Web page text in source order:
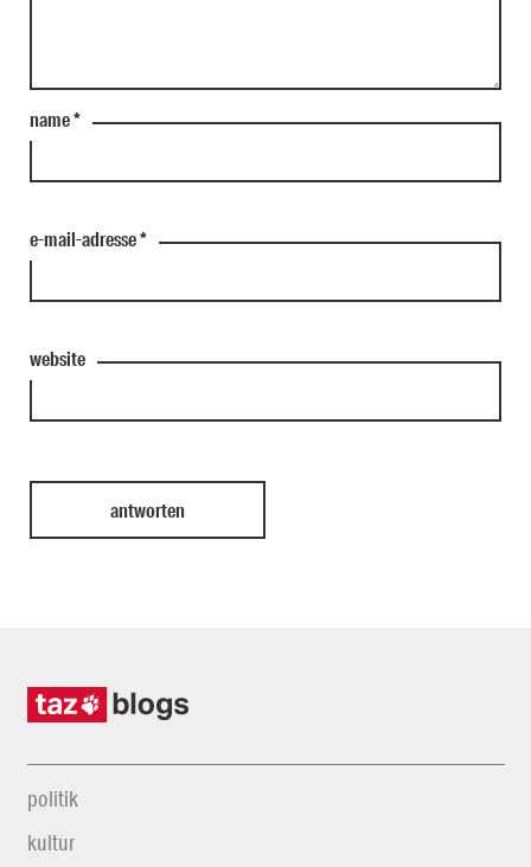
name*
e-mail-adresse*
website
politik
kultur